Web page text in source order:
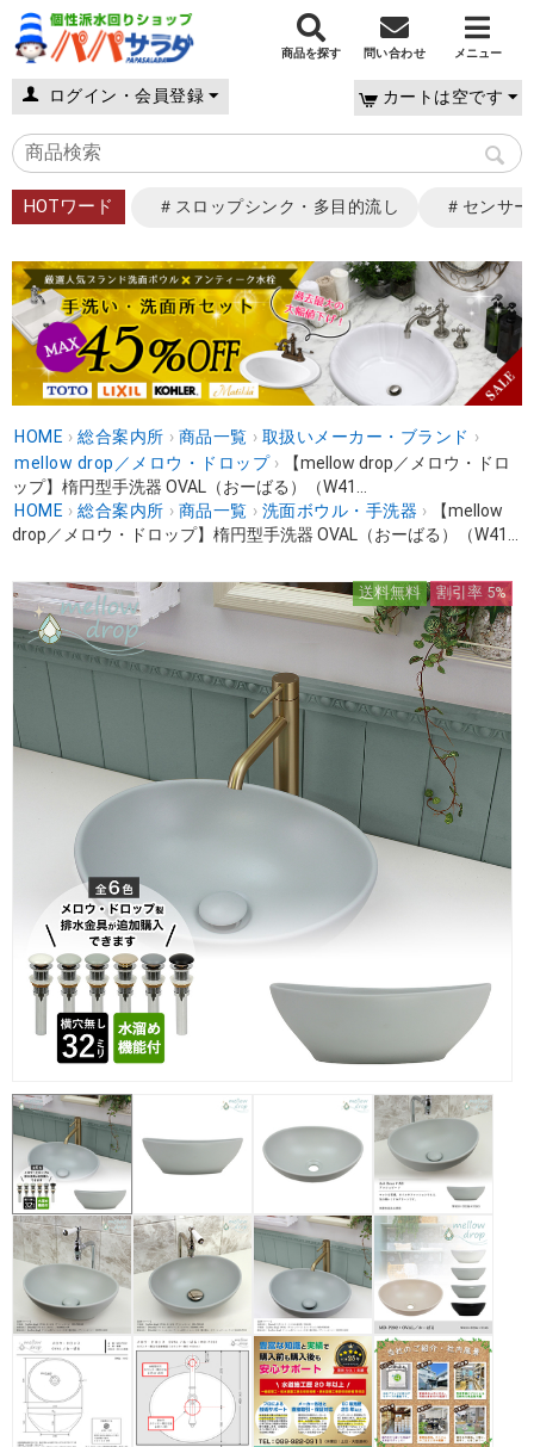
商品を探す 問い合わせ メニュー
ログイン・会員登録 カートは空です
HOTワード ＃スロップシンク・多目的流し ＃センサ
HOME › 総合案内所 › 商品一覧 › 取扱いメーカー・ブランド ›
mellow drop／メロウ・ドロップ ›
【mellow drop／メロウ・ドロ
ップ】楕円型手洗器 OVAL（おーばる）（W41...
HOME › 総合案内所 › 商品一覧 › 洗面ボウル・手洗器 ›
【mellow
drop／メロウ・ドロップ】楕円型手洗器 OVAL（おーばる）（W41...
送料無料 割引率 5%